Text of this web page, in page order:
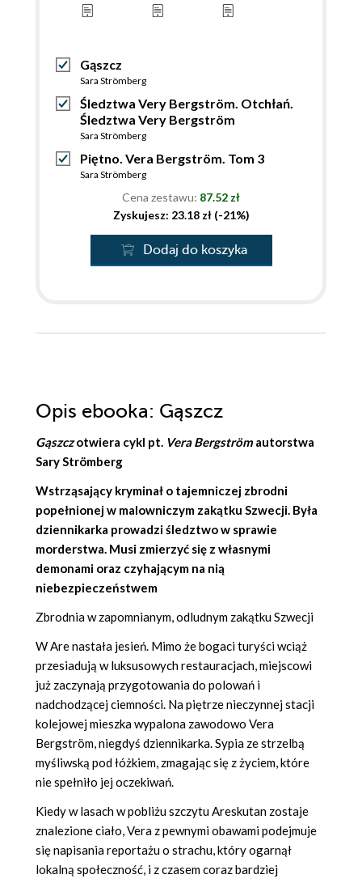
Gąszcz
Sara Strömberg
Śledztwa Very Bergström. Otchłań.
Śledztwa Very Bergström
Sara Strömberg
Piętno. Vera Bergström. Tom 3
Sara Strömberg
Cena zestawu: 87.52 zł
Zyskujesz: 23.18 zł (-21%)
Dodaj do koszyka
Opis ebooka: Gąszcz
Gąszczotwiera cykl pt. Vera Bergström autorstwa
Sary Strömberg
Wstrząsający kryminał o tajemniczej zbrodni
popełnionej w malowniczym zakątku Szwecji. Była
dziennikarka prowadzi śledztwo w sprawie
morderstwa. Musi zmierzyć się z własnymi
demonami oraz czyhającym na nią
niebezpieczeństwem
Zbrodnia w zapomnianym, odludnym zakątku Szwecji
W Are nastała jesień. Mimo że bogaci turyści wciąż
przesiadują w luksusowych restauracjach, miejscowi
już zaczynają przygotowania do polowań i
nadchodzącej ciemności. Na piętrze nieczynnej stacji
kolejowej mieszka wypalona zawodowo Vera
Bergström, niegdyś dziennikarka. Sypia ze strzelbą
myśliwską pod łóżkiem, zmagając się z życiem, które
nie spełniło jej oczekiwań.
Kiedy w lasach w pobliżu szczytu Areskutan zostaje
znalezione ciało, Vera z pewnymi obawami podejmuje
się napisania reportażu o strachu, który ogarnął
lokalną społeczność, i z czasem coraz bardziej